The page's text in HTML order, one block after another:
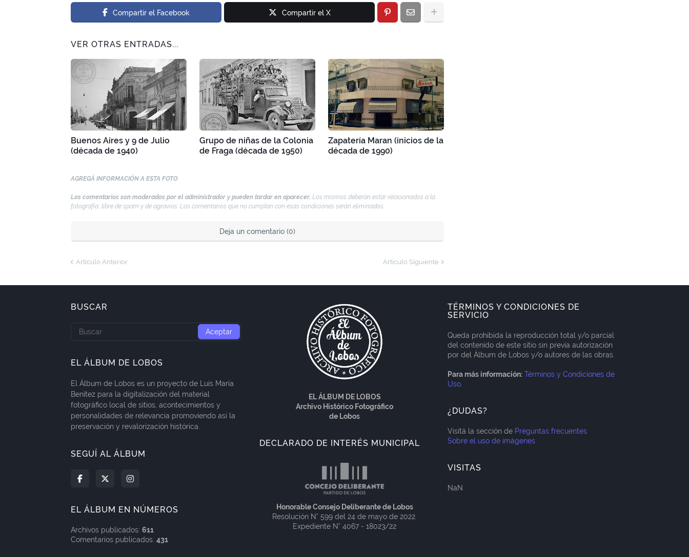
Compartir el Facebook Compartir el X
VER OTRAS ENTRADAS...
Buenos Aires y 9 de Julio
(década de 1940)
Grupo de niñas de la Colonia
de Fraga (década de 1950)
Zapatería Maran (inicios de la
década de 1990)
AGREGÁ INFORMACIÓN A ESTA FOTO
Los comentarios son moderados por el administrador y pueden tardar en aparecer. Los mismos deberán estar relacionados a la
fotografía, libre de spam y de agravios. Los comentarios que no cumplan con esas condiciones serán eliminados.
Deja un comentario (0)
Artículo Anterior Artículo Siguiente
BUSCAR
EL ÁLBUM DE LOBOS
El Álbum de Lobos es un proyecto de Luis María
Benítez para la digitalización del material
fotográfico local de sitios, acontecimientos y
personalidades de relevancia promoviendo así la
preservación y revalorización histórica.
SEGUÍ AL ÁLBUM
EL ÁLBUM EN NÚMEROS
Archivos publicados: 611
Comentarios publicados: 431
EL ÁLBUM DE LOBOS
Archivo Histórico Fotográfico
de Lobos
DECLARADO DE INTERÉS MUNICIPAL
Honorable Consejo Deliberante de Lobos
Resolución N° 599 del 24 de mayo de 2022.
Expediente N° 4067 - 18023/22
TÉRMINOS Y CONDICIONES DE
SERVICIO
Queda prohibida la reproducción total y/o parcial
del contenido de este sitio sin previa autorización
por del Álbum de Lobos y/o autores de las obras.
Para más información: Términos y Condiciones de
Uso
¿DUDAS?
Visitá la sección de Preguntas frecuentes
Sobre el uso de imágenes
VISITAS
NaN